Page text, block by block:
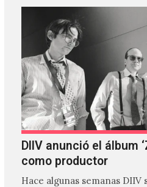
DIIV anunció el álbum
como productor
Hace algunas semanas